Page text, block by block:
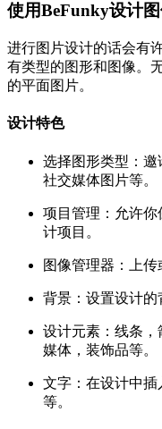
使用BeFunky设计
进行图片设计的话会有
有类型的图形和图像。
的平面图片。
设计特色
选择图形类型：邀
社交媒体图片等。
项目管理：允许你
计项目。
图像管理器：上传
背景：设置设计的
设计元素：线条
媒体，装饰品等。
文字：在设计中
等。